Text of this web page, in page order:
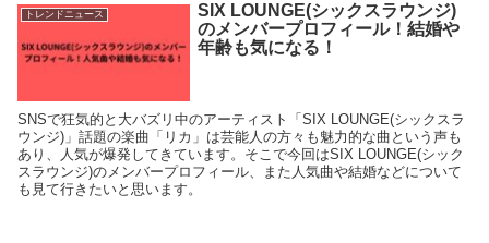
トレンドニュース
SIX LOUNGE(シックスラウンジ)
のメンバープロフィール！結婚や
年齢も気になる！
SNSで狂気的と大バズリ中のアーティスト「SIX LOUNGE(シックスラ
ウンジ)」話題の楽曲「リカ」は芸能人の方々も魅力的な曲という声も
あり、人気が爆発してきています。そこで今回はSIX LOUNGE(シック
スラウンジ)のメンバープロフィール、また人気曲や結婚などについて
も見て行きたいと思います。